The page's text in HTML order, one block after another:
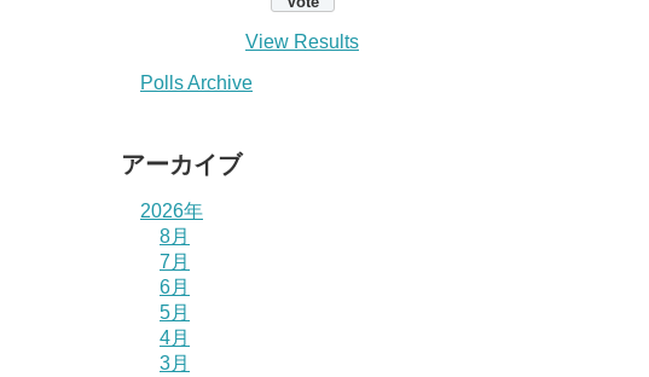
View Results
Polls Archive
アーカイブ
2026年
8月
7月
6月
5月
4月
3月